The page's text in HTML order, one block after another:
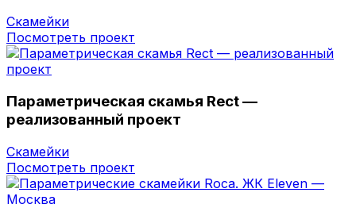
Скамейки
Посмотреть проект
Параметрическая скамья Rect —
реализованный проект
Скамейки
Посмотреть проект